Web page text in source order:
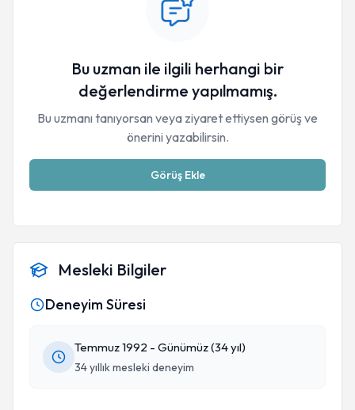
Bu uzman ile ilgili herhangi bir
değerlendirme yapılmamış.
Bu uzmanı tanıyorsan veya ziyaret ettiysen görüş ve
önerini yazabilirsin.
Görüş Ekle
Mesleki Bilgiler
Deneyim Süresi
Temmuz 1992 - Günümüz (34 yıl)
34 yıllık mesleki deneyim